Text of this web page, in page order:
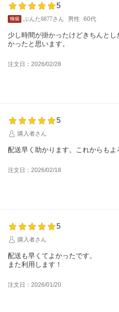
5
ぶんた8877さん
男性 60代
少し時間が掛かったけどきちんと
かったと思います。
注文日：2026/02/28
5
購入者さん
配送早く助かります。これからもよ
注文日：2026/02/18
5
購入者さん
配送も早くてよかったです。
また利用します！
注文日：2026/01/20